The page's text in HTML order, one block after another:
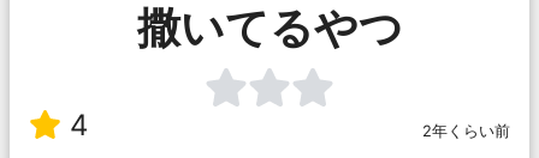
撒いてるやつ
4 2年くらい前